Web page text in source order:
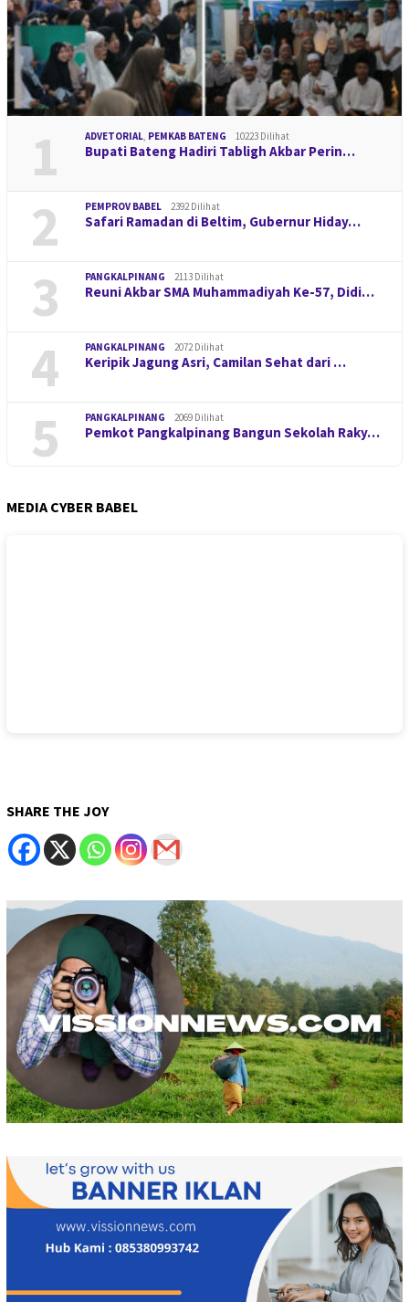
1 ADVETORIAL PEMKAB BATENG 10223 Dilihat
Bupati Bateng Hadiri Tabligh Akbar Perin…
2 PEMPROV BABEL 2392 Dilihat
Safari Ramadan di Beltim, Gubernur Hiday…
3 PANGKALPINANG 2113 Dilihat
Reuni Akbar SMA Muhammadiyah Ke-57, Didi…
4 PANGKALPINANG 2072 Dilihat
Keripik Jagung Asri, Camilan Sehat dari …
5 PANGKALPINANG 2069 Dilihat
Pemkot Pangkalpinang Bangun Sekolah Raky…
MEDIA CYBER BABEL
SHARE THE JOY